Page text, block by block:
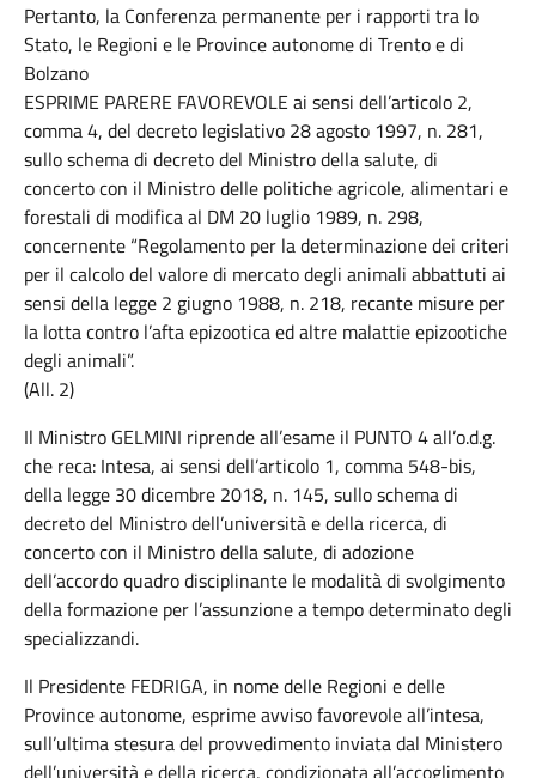
Pertanto, la Conferenza permanente per i rapporti tra lo
Stato, le Regioni e le Province autonome di Trento e di
Bolzano
ESPRIME PARERE FAVOREVOLE ai sensi dell’articolo 2,
comma 4, del decreto legislativo 28 agosto 1997, n. 281,
sullo schema di decreto del Ministro della salute, di
concerto con il Ministro delle politiche agricole, alimentari e
forestali di modifica al DM 20 luglio 1989, n. 298,
concernente “Regolamento per la determinazione dei criteri
per il calcolo del valore di mercato degli animali abbattuti ai
sensi della legge 2 giugno 1988, n. 218, recante misure per
la lotta contro l’afta epizootica ed altre malattie epizootiche
degli animali”.
(All. 2)
Il Ministro GELMINI riprende all’esame il PUNTO 4 all’o.d.g.
che reca: Intesa, ai sensi dell’articolo 1, comma 548-bis,
della legge 30 dicembre 2018, n. 145, sullo schema di
decreto del Ministro dell’università e della ricerca, di
concerto con il Ministro della salute, di adozione
dell’accordo quadro disciplinante le modalità di svolgimento
della formazione per l’assunzione a tempo determinato degli
specializzandi.
Il Presidente FEDRIGA, in nome delle Regioni e delle
Province autonome, esprime avviso favorevole all’intesa,
sull’ultima stesura del provvedimento inviata dal Ministero
dell’università e della ricerca, condizionata all’accoglimento